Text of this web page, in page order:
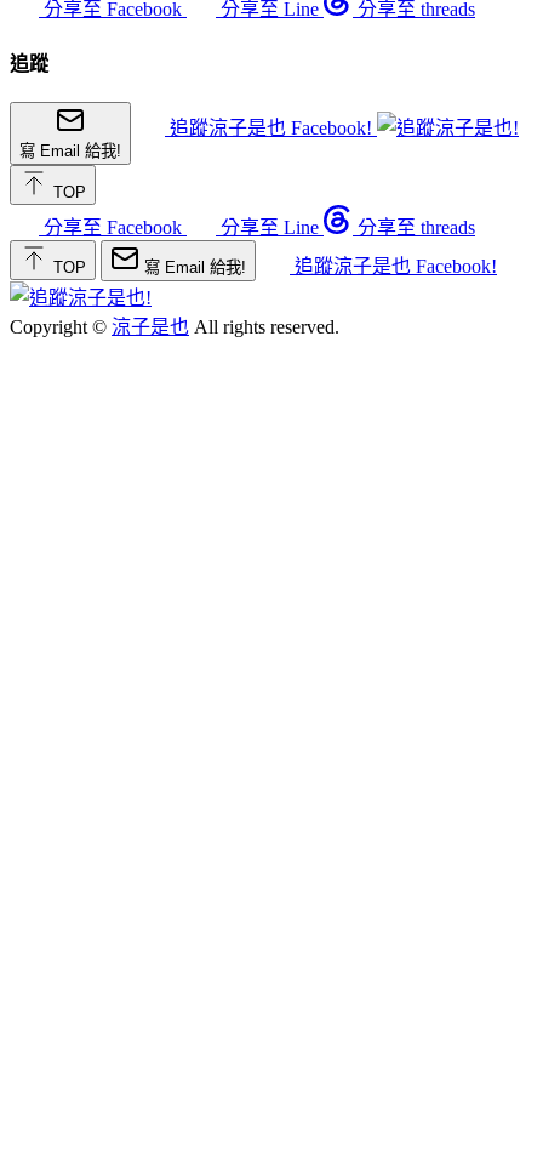
分享至 Facebook 分享至 Line 分享至 threads
追蹤
寫 Email 給我!
追蹤涼子是也 Facebook!
TOP
分享至 Facebook 分享至 Line 分享至 threads
TOP 寫 Email 給我! 追蹤涼子是也 Facebook!
Copyright © 涼子是也 All rights reserved.